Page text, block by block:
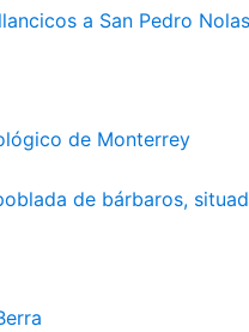
a San Pedro
de Monterrey
de bárbaros,